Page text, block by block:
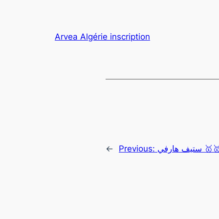
Arvea Algérie inscription
← Previous: 🥇🥇🥇 .